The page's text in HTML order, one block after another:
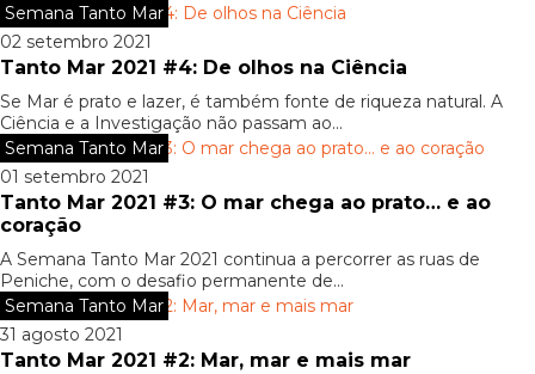
Semana Tanto Mar
02 setembro 2021
Tanto Mar 2021 #4: De olhos na Ciência
Se Mar é prato e lazer, é também fonte de riqueza natural. A
Ciência e a Investigação não passam ao...
Semana Tanto Mar
01 setembro 2021
Tanto Mar 2021 #3: O mar chega ao prato… e ao
coração
A Semana Tanto Mar 2021 continua a percorrer as ruas de
Peniche, com o desafio permanente de...
Semana Tanto Mar
31 agosto 2021
Tanto Mar 2021 #2: Mar, mar e mais mar